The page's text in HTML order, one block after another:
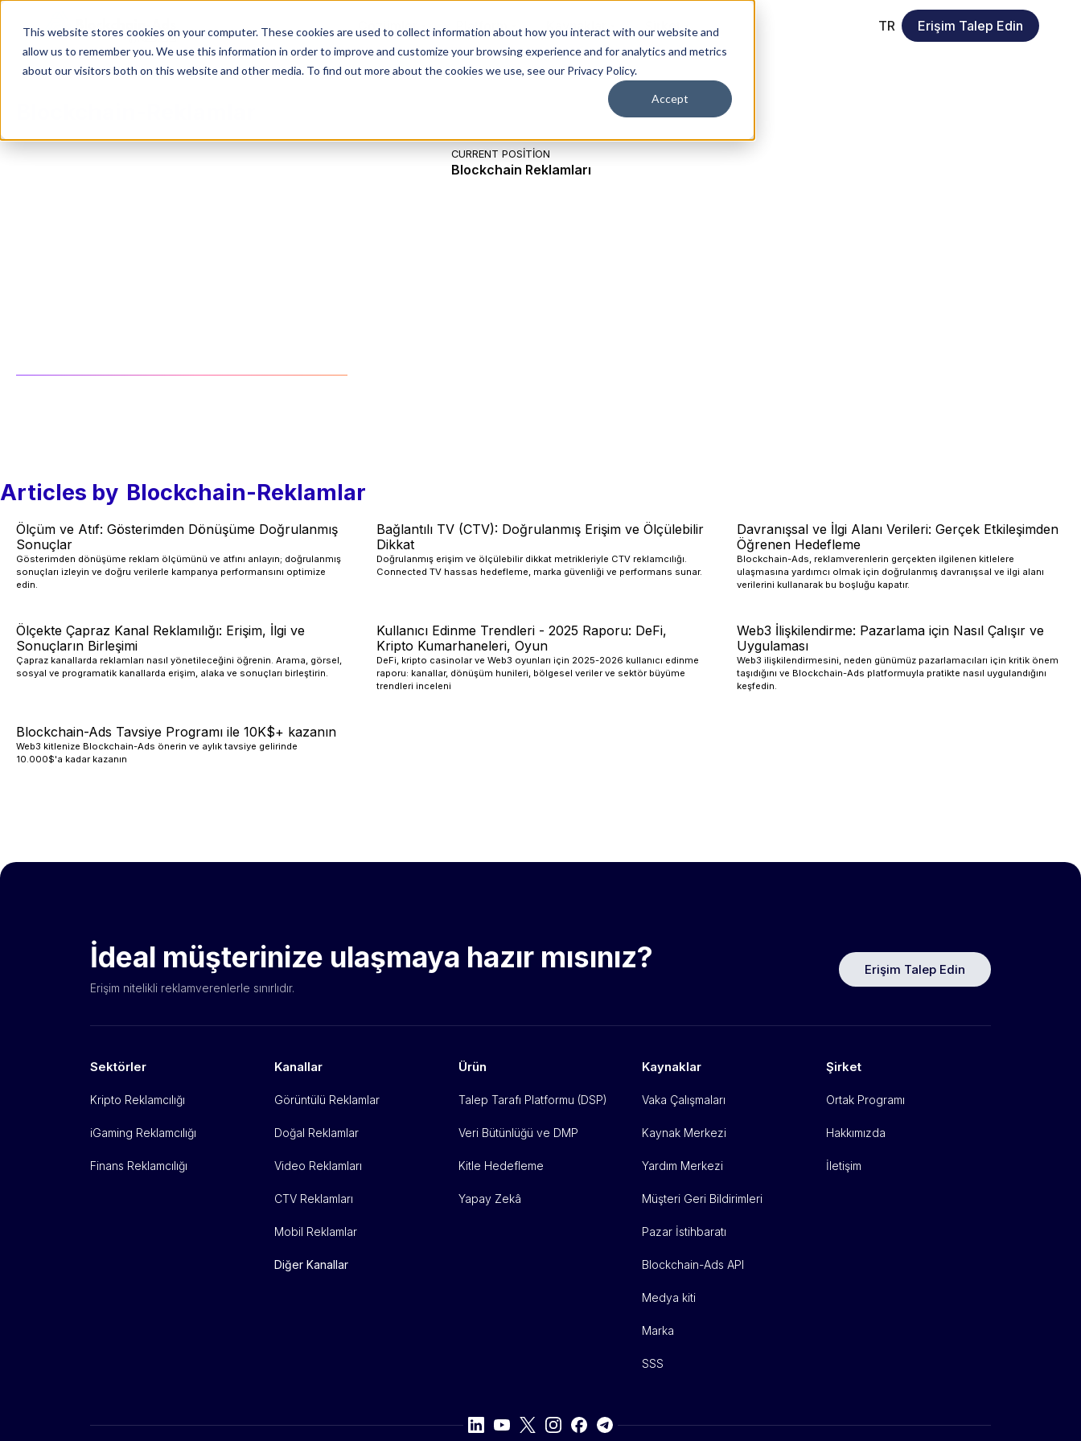
This website stores cookies on your computer. These cookies are used to collect information about how you interact with our website and
allow us to remember you. We use this information in order to improve and customize your browsing experience and for analytics and metrics
about our visitors both on this website and other media. To find out more about the cookies we use, see our Privacy Policy.
Accept
Çözümler Platform Kaynaklar Şirket TR Erişim Talep Edin
CURRENT POSITION
Blockchain Reklamları
Articles by Blockchain-Reklamlar
Ölçüm ve Atıf: Gösterimden Dönüşüme Doğrulanmış
Sonuçlar
Gösterimden dönüşüme reklam ölçümünü ve atfını anlayın; doğrulanmış
sonuçları izleyin ve doğru verilerle kampanya performansını optimize
edin.
Bağlantılı TV (CTV): Doğrulanmış Erişim ve Ölçülebilir
Dikkat
Doğrulanmış erişim ve ölçülebilir dikkat metrikleriyle CTV reklamcılığı.
Connected TV hassas hedefleme, marka güvenliği ve performans sunar.
Davranışsal ve İlgi Alanı Verileri: Gerçek Etkileşimden
Öğrenen Hedefleme
Blockchain-Ads, reklamverenlerin gerçekten ilgilenen kitlelere
ulaşmasına yardımcı olmak için doğrulanmış davranışsal ve ilgi alanı
verilerini kullanarak bu boşluğu kapatır.
Ölçekte Çapraz Kanal Reklamılığı: Erişim, İlgi ve
Sonuçların Birleşimi
Çapraz kanallarda reklamları nasıl yönetileceğini öğrenin. Arama, görsel,
sosyal ve programatik kanallarda erişim, alaka ve sonuçları birleştirin.
Kullanıcı Edinme Trendleri - 2025 Raporu: DeFi,
Kripto Kumarhaneleri, Oyun
DeFi, kripto casinolar ve Web3 oyunları için 2025-2026 kullanıcı edinme
raporu: kanallar, dönüşüm hunileri, bölgesel veriler ve sektör büyüme
trendleri inceleni
Web3 İlişkilendirme: Pazarlama için Nasıl Çalışır ve
Uygulaması
Web3 ilişkilendirmesini, neden günümüz pazarlamacıları için kritik önem
taşıdığını ve Blockchain-Ads platformuyla pratikte nasıl uygulandığını
keşfedin.
Blockchain-Ads Tavsiye Programı ile 10K$+ kazanın
Web3 kitlenize Blockchain-Ads önerin ve aylık tavsiye gelirinde
10.000$'a kadar kazanın
İdeal müşterinize ulaşmaya hazır mısınız?
Erişim nitelikli reklamverenlerle sınırlıdır.
Erişim Talep Edin
Sektörler
Kripto Reklamcılığı
iGaming Reklamcılığı
Finans Reklamcılığı
Kanallar
Görüntülü Reklamlar
Doğal Reklamlar
Video Reklamları
CTV Reklamları
Mobil Reklamlar
Diğer Kanallar
Ürün
Talep Tarafı Platformu (DSP)
Veri Bütünlüğü ve DMP
Kitle Hedefleme
Yapay Zekâ
Kaynaklar
Vaka Çalışmaları
Kaynak Merkezi
Yardım Merkezi
Müşteri Geri Bildirimleri
Pazar İstihbaratı
Blockchain-Ads API
Medya kiti
Marka
SSS
Şirket
Ortak Programı
Hakkımızda
İletişim